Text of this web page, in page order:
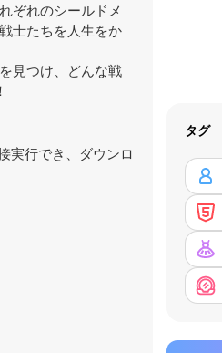
ぞれのシールドメ
士たちを人生をか
見つけ、どんな戦
実行でき、ダウンロ
タグ